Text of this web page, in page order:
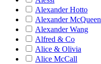
Alexander Hotto
Alexander McQueen
Alexander Wang
Alfred & Co
Alice & Olivia
Alice McCall